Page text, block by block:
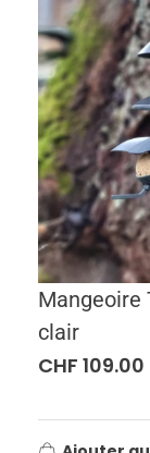
Mangeoire
clair
CHF 109.00